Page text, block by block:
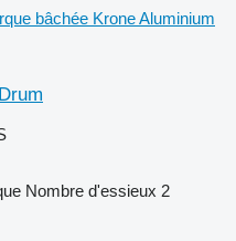
bâchée Krone Aluminium
Nombre d'essieux 2